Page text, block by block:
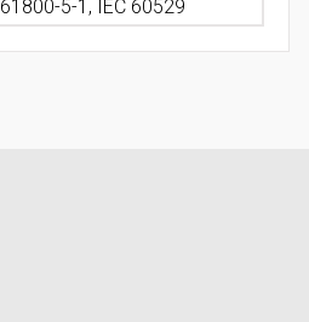
61800-5-1, IEC 60529